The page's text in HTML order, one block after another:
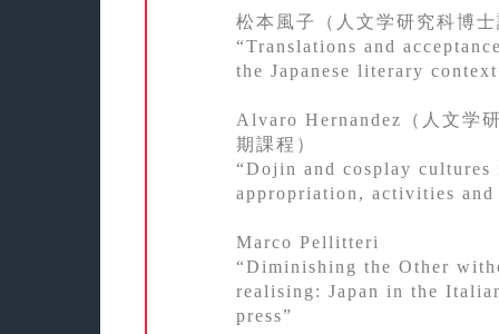
松本風子（人文学研究科博
“Translations and
the Japanese literary
Alvaro Hernandez（人文学
期課程）
“Dojin and cosplay cultures
appropriation, activities
Marco Pellitteri
“Diminishing the Other
realising: Japan in the
press”